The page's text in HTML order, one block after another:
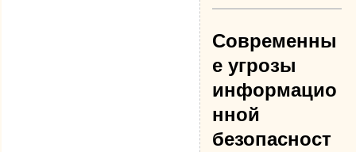
Современны
е угрозы
информацио
нной
безопасност